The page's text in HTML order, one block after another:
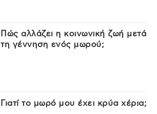
Πώς αλλάζει η κοινωνική ζωή μετά
τη γέννηση ενός μωρού;
Γιατί το μωρό μου έχει κρύα χέρια;